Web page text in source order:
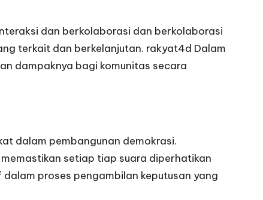
dan berkolaborasi dan berkolaborasi
terkait dan berkelanjutan. rakyat4d Dalam
dampaknya bagi komunitas secara
dalam pembangunan demokrasi.
setiap tiap suara diperhatikan
proses pengambilan keputusan yang